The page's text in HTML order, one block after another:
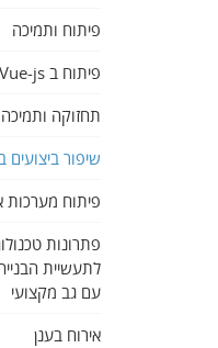
פיתוח ותמיכה
פיתוח ב Vue-js
תחזוקה
שיפור
פיתוח
פתרונות
לתעשיית
עם גב מקצועי
אירוח בענן